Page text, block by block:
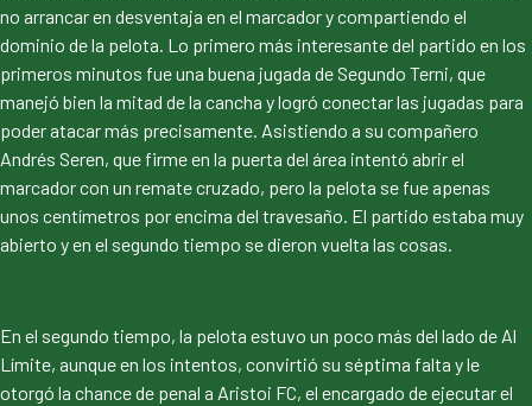
no arrancar en desventaja en el marcador y compartiendo el
dominio de la pelota. Lo primero más interesante del partido en los
primeros minutos fue una buena jugada de Segundo Terni, que
manejó bien la mitad de la cancha y logró conectar las jugadas para
poder atacar más precisamente. Asistiendo a su compañero
Andrés Seren, que firme en la puerta del área intentó abrir el
marcador con un remate cruzado, pero la pelota se fue apenas
unos centímetros por encima del travesaño. El partido estaba muy
abierto y en el segundo tiempo se dieron vuelta las cosas.
En el segundo tiempo, la pelota estuvo un poco más del lado de Al
Límite, aunque en los intentos, convirtió su séptima falta y le
otorgó la chance de penal a Aristoi FC, el encargado de ejecutar el